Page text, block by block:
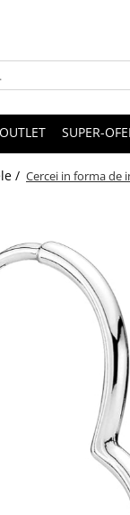
OUTLET SUPER-
/ Cercei in forma de